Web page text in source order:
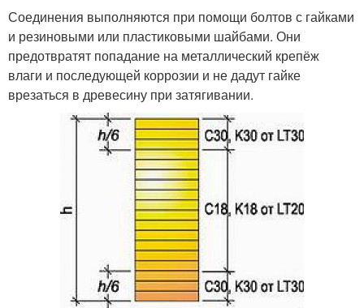
Соединения выполняются при помощи болтов с гайками
и резиновыми или пластиковыми шайбами. Они
предотвратят попадание на металлический крепёж
влаги и последующей коррозии и не дадут гайке
врезаться в древесину при затягивании.